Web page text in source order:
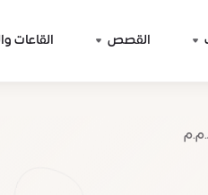
القصص القاعات